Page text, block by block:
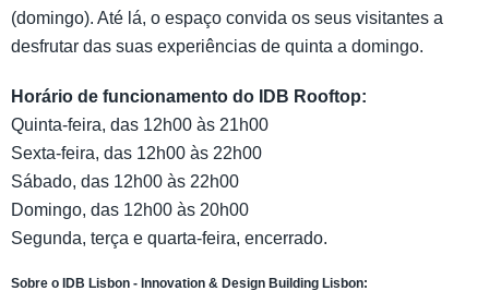
(domingo). Até lá, o espaço convida os seus visitantes a
desfrutar das suas experiências de quinta a domingo.
Horário de funcionamento do IDB Rooftop:
Quinta-feira, das 12h00 às 21h00
Sexta-feira, das 12h00 às 22h00
Sábado, das 12h00 às 22h00
Domingo, das 12h00 às 20h00
Segunda, terça e quarta-feira, encerrado.
Sobre o IDB Lisbon - Innovation & Design Building Lisbon: